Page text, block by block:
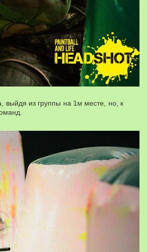
выйдя из группы на 1м месте, но, к